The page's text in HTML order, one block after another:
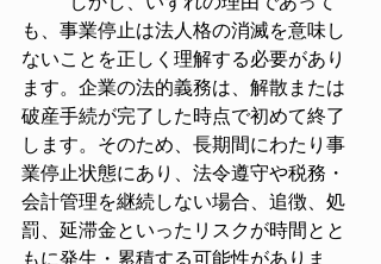
も、事業停止は法人格の消滅を意味し
ないことを正しく理解する必要があり
ます。企業の法的義務は、解散または
破産手続が完了した時点で初めて終了
します。そのため、長期間にわたり事
業停止状態にあり、法令遵守や税務・
会計管理を継続しない場合、追徴、処
罰、延滞金といったリスクが時間とと
もに発生・累積する可能性がありま